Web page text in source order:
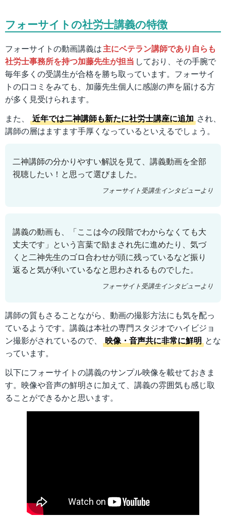
フォーサイトの社労士講義の特徴
フォーサイトの動画講義は主にベテラン講師であり自らも
社労士事務所を持つ加藤先生が担当 しており、その手腕で
毎年多くの受講生が合格を勝ち取っています。フォーサイ
トの口コミをみても、加藤先生個人に感謝の声を届ける方
が多く見受けられます。
また、
近年では二神講師も新たに社労士講座に追加 され、
講師の層はますます手厚くなっているといえるでしょう。
二神講師の分かりやすい解説を見て、講義動画を全部
視聴したい！と思って選びました。
フォーサイト受講生インタビューより
講義の動画も、「ここは今の段階でわからなくても大
丈夫です」という言葉で励まされ先に進めたり、気づ
くと二神先生のゴロ合わせが頭に残っているなど振り
返ると気が利いているなと思わされるものでした。
フォーサイト受講生インタビューより
講師の質もさることながら、動画の撮影方法にも気を配っ
ているようです。講義は本社の専門スタジオでハイビジョ
ン撮影がされているので、
映像・音声共に非常に鮮明 とな
っています。
以下にフォーサイトの講義のサンプル映像を載せておきま
す。映像や音声の鮮明さに加えて、講義の雰囲気も感じ取
ることができるかと思います。